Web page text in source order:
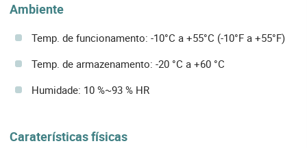
Ambiente
Temp. de funcionamento: -10°C a +55°C (-10°F a +55°F)
Temp. de armazenamento: -20 °C a +60 °C
Humidade: 10 %~93 % HR
Caraterísticas físicas